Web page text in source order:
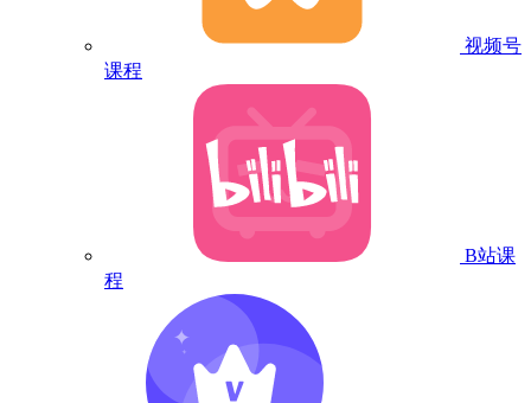
视频号
课程
B站课
程